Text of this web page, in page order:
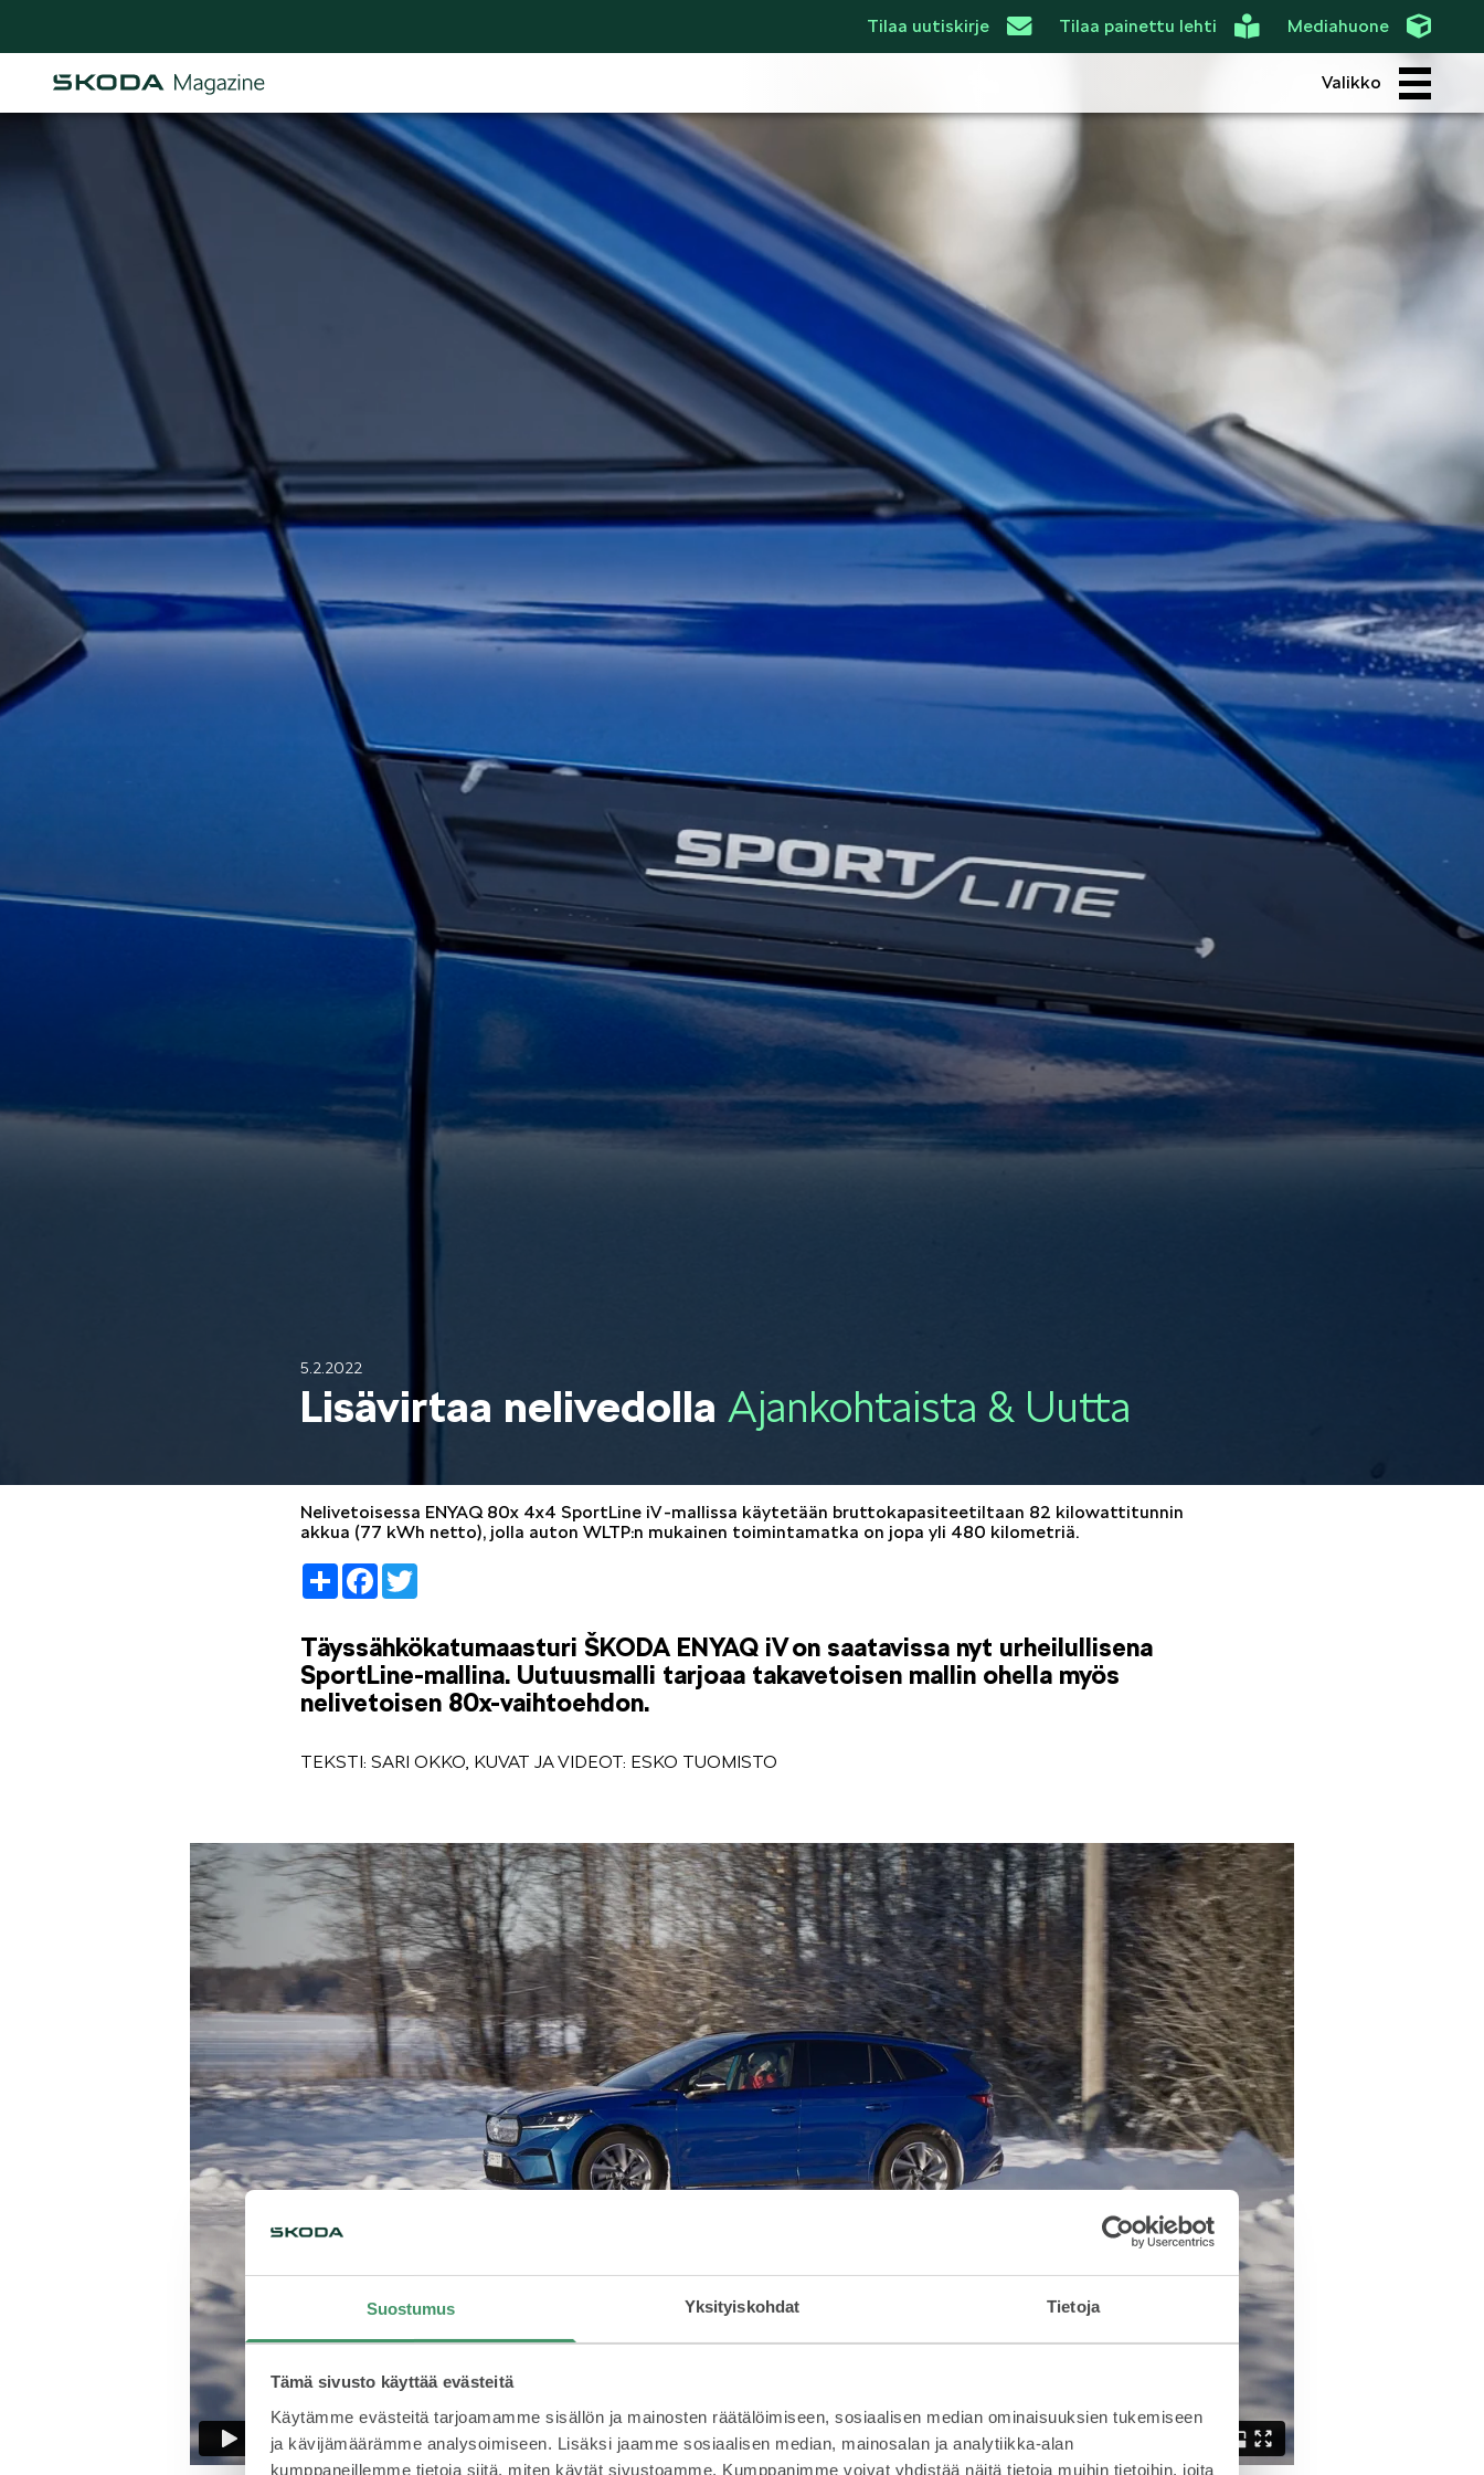
Suostumus Yksityiskohdat Tietoja
Tämä sivusto käyttää evästeitä
Käytämme evästeitä tarjoamamme sisällön ja mainosten räätälöimiseen, sosiaalisen median ominaisuuksien tukemiseen
ja kävijämäärämme analysoimiseen. Lisäksi jaamme sosiaalisen median, mainosalan ja analytiikka-alan
kumppaneillemme tietoja siitä, miten käytät sivustoamme. Kumppanimme voivat yhdistää näitä tietoja muihin tietoihin, joita
Tilaa uutiskirje Tilaa painettu lehti Mediahuone
Valikko
Osastot
AJANKOHTAISTA & UUTTA LIFESTYLE ŠKODA SPONSOROI SIMPLY CLEVER
SÄHKÖAUTOILU KOEAJOSSA KAASUAUTOT KUVASSA
MEIDÄN ŠKODAMME VASTUULLISUUS ŠKODA 130 VUOTTA
SPONSOROINTI &
YHTEISTYÖ
KLASSIKOT
KAMIQ
5.2.2022
Lisävirtaa nelivedolla Ajankohtaista & Uutta
Nelivetoisessa ENYAQ 80x 4x4 SportLine iV -mallissa käytetään bruttokapasiteetiltaan 82 kilowattitunnin
akkua (77 kWh netto), jolla auton WLTP:n mukainen toimintamatka on jopa yli 480 kilometriä.
ShareFacebook
Täyssähkökatumaasturi ŠKODA ENYAQ iV on saatavissa nyt urheilullisena
SportLine-mallina. Uutuusmalli tarjoaa takavetoisen mallin ohella myös
nelivetoisen 80x-vaihtoehdon.
TEKSTI: SARI OKKO, KUVAT JA VIDEOT: ESKO TUOMISTO